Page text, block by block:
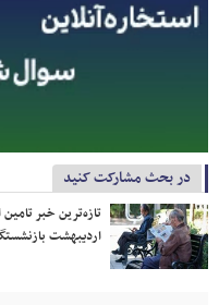
در بحث مشارکت کنید
تازه‌ترین خبر
اردیبهشت